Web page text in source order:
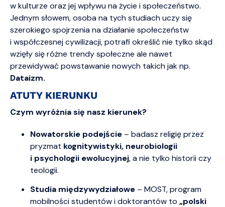
w kulturze oraz jej wpływu na życie i społeczeństwo.
Jednym słowem, osoba na tych studiach uczy się
szerokiego spojrzenia na działanie społeczeństw
i współczesnej cywilizacji, potrafi określić nie tylko skąd
wzięły się różne trendy społeczne ale nawet
przewidywać powstawanie nowych takich jak np.
Dataizm.
ATUTY KIERUNKU
Czym wyróżnia się nasz kierunek?
Nowatorskie podejście – badasz religię przez
pryzmat kognitywistyki, neurobiologii
i psychologii ewolucyjnej, a nie tylko historii czy
teologii.
Studia międzywydziałowe – MOST, program
mobilności studentów i doktorantów to „polski